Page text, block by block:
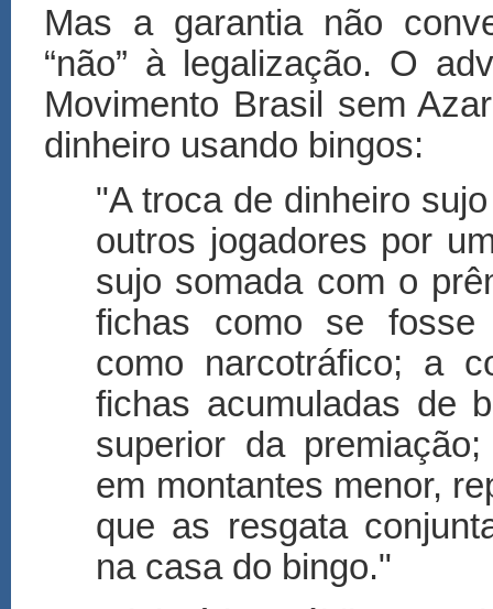
Mas a garantia não
“não” à legalização. O
Movimento Brasil sem
dinheiro usando bingos:
"A troca de dinheiro
outros jogadores por
sujo somada com o
fichas como se fosse
como narcotráfico; a
fichas acumuladas de
superior da
em montantes menor,
que as resgata
na casa do bingo."